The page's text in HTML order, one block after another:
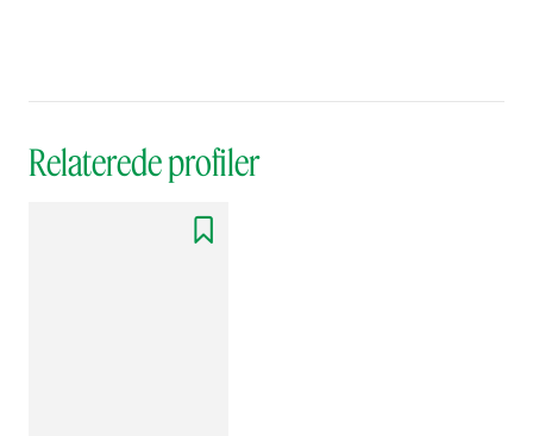
Relaterede profiler
